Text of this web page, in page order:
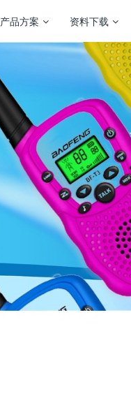
产品方案 资料下载